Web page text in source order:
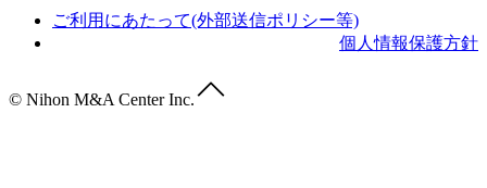
ご利用にあたって(外部送信ポリシー等)
個人情報保護方針
© Nihon M&A Center Inc.